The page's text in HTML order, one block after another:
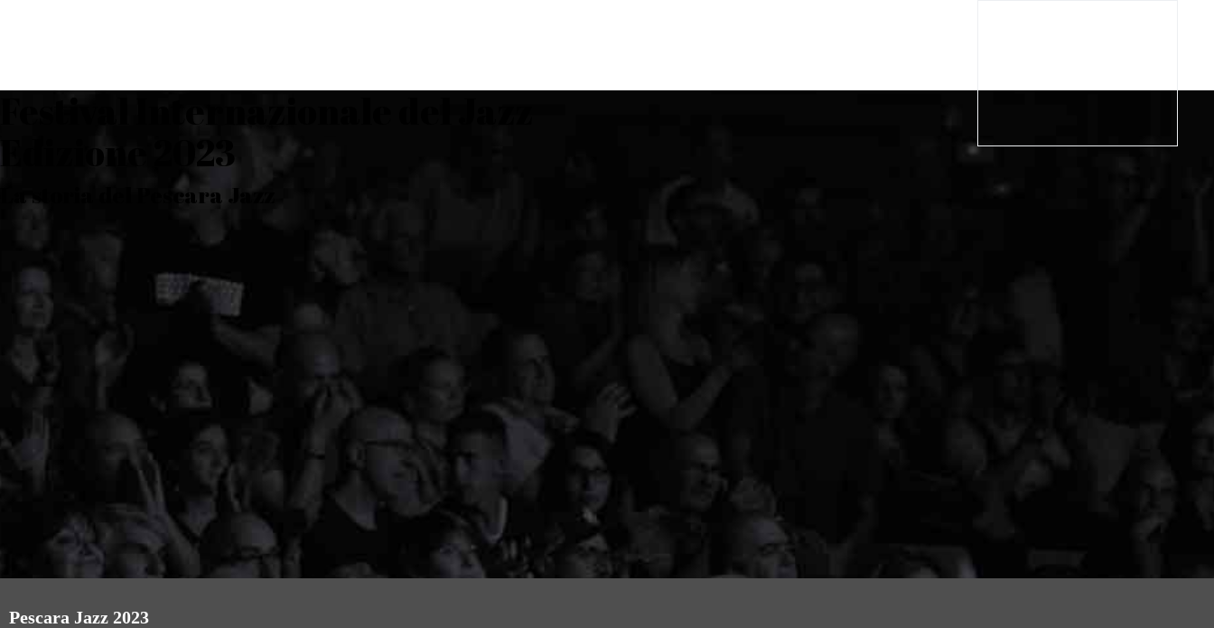
Edizione 2023
La storia del Pescara Jazz
Pescara Jazz 2023